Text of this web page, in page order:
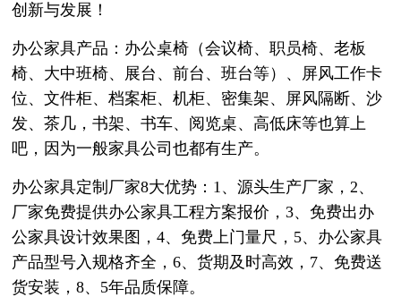
创新与发展！
办公家具产品：办公桌椅（会议椅、职员椅、老板
椅、大中班椅、展台、前台、班台等）、屏风工作卡
位、文件柜、档案柜、机柜、密集架、屏风隔断、沙
发、茶几，书架、书车、阅览桌、高低床等也算上
吧，因为一般家具公司也都有生产。
办公家具定制厂家8大优势：1、源头生产厂家，2、
厂家免费提供办公家具工程方案报价，3、免费出办
公家具设计效果图，4、免费上门量尺，5、办公家具
产品型号入规格齐全，6、货期及时高效，7、免费送
货安装，8、5年品质保障。